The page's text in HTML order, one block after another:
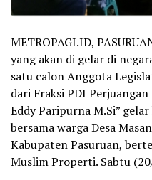
METROPAGI.ID,
yang akan di gelar di
satu calon Anggota
dari Fraksi PDI
Eddy Paripurna M.Si”
bersama warga Desa
Kabupaten Pasuruan,
Muslim Properti. Sabtu